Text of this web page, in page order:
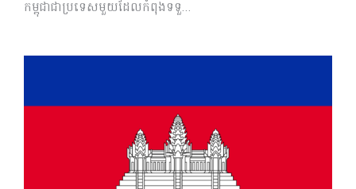
កម្ពុជា​ជា​ប្រទេស​មួយ​ដែល​កំពុង​ទទួ…